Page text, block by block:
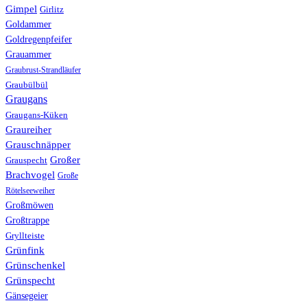
Gimpel Girlitz
Goldammer
Goldregenpfeifer
Grauammer
Graubrust-Strandläufer
Graubülbül
Graugans
Graugans-Küken
Graureiher
Grauschnäpper
Grauspecht Großer
Brachvogel Große
Rötelseeweiher
Großmöwen
Großtrappe
Gryllteiste
Grünfink
Grünschenkel
Grünspecht
Gänsegeier